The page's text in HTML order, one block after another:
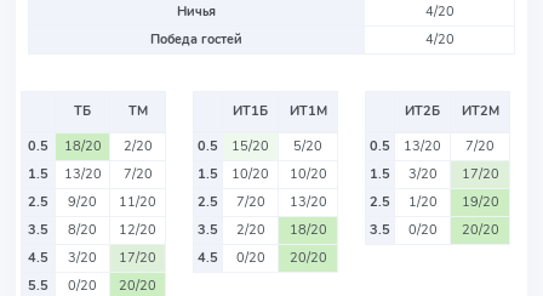
Ничья
4/20
Победа гостей
4/20
ТБ
ТМ
0.5
18/20
2/20
1.5
13/20
7/20
2.5
9/20
11/20
3.5
8/20
12/20
4.5
3/20
17/20
5.5
0/20 20/20
ИТ1Б
ИТ1М
0.5
15/20
5/20
1.5
10/20
10/20
2.5
7/20
13/20
3.5
2/20
18/20
4.5
0/20 20/20
ИТ2Б
ИТ2М
0.5
13/20
7/20
1.5
3/20
17/20
2.5
1/20
19/20
3.5
0/20 20/20